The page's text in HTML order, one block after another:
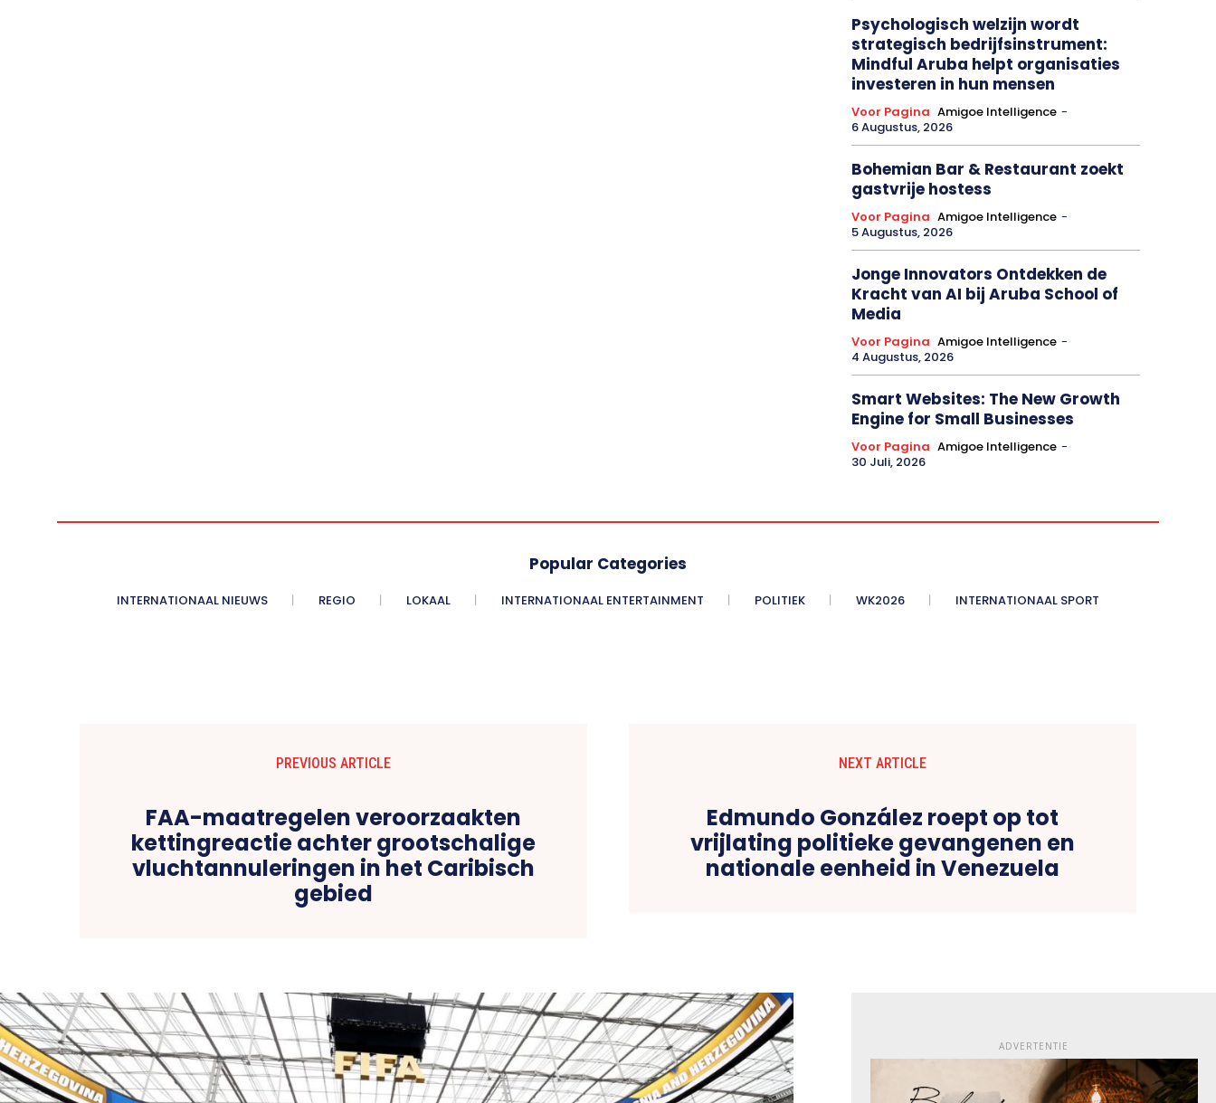
Psychologisch welzijn wordt
strategisch bedrijfsinstrument:
Mindful Aruba helpt organisaties
investeren in hun mensen
Voor Pagina Amigoe Intelligence -
6 Augustus, 2026
Bohemian Bar & Restaurant zoekt
gastvrije hostess
Voor Pagina Amigoe Intelligence -
5 Augustus, 2026
Jonge Innovators Ontdekken de
Kracht van AI bij Aruba School of
Media
Voor Pagina Amigoe Intelligence -
4 Augustus, 2026
Smart Websites: The New Growth
Engine for Small Businesses
Voor Pagina Amigoe Intelligence -
30 Juli, 2026
Popular Categories
INTERNATIONAAL NIEUWS REGIO LOKAAL INTERNATIONAAL ENTERTAINMENT POLITIEK WK2026 INTERNATIONAAL SPORT
PREVIOUS ARTICLE
FAA-maatregelen veroorzaakten
kettingreactie achter grootschalige
vluchtannuleringen in het Caribisch
gebied
NEXT ARTICLE
Edmundo González roept op tot
vrijlating politieke gevangenen en
nationale eenheid in Venezuela